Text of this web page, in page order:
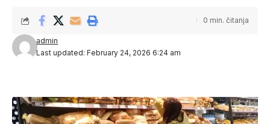
Last updated: February 24, 2026 6:24 am
admin
0 min. čitanja